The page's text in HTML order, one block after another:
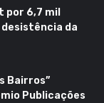
por 6,7 mil
desistência da
Bairros”
Publicações